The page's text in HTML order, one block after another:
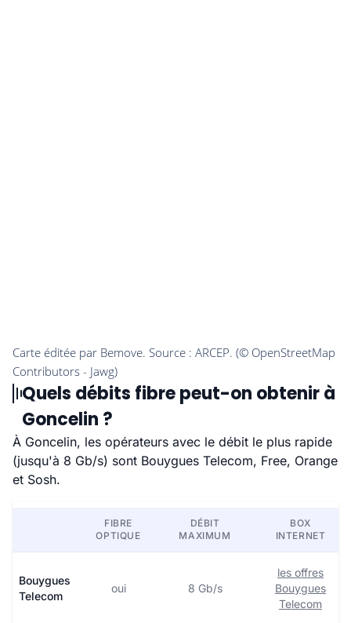
Quels débits fibre peut-on obtenir à
Goncelin ?
À Goncelin, les opérateurs avec le débit le plus rapide
(jusqu'à 8 Gb/s) sont Bouygues Telecom, Free, Orange
et Sosh.
FIBRE
OPTIQUE
DÉBIT
MAXIMUM
BOX
INTERNET
Bouygues
Telecom
oui 8 Gb/s
les offres
Bouygues
Telecom